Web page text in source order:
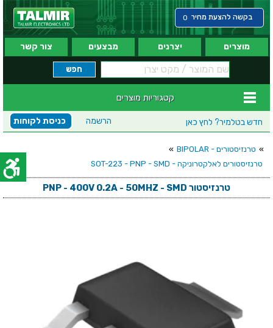
בקשה להצעת מחיר 0
מוצרים יצרנים מבצעים צור קשר
קטגוריות מוצרים
חדש בטלמיר? לחץ כאן כניסת לקוחות הרשמה
» טרנזיסטורים - BIPOLAR
»
טרנזיסטורים לאלקטרוניקה - SOT-223 - PNP - SMD
טרנזיסטור PNP - 400V 0.2A - 50MHZ - SMD